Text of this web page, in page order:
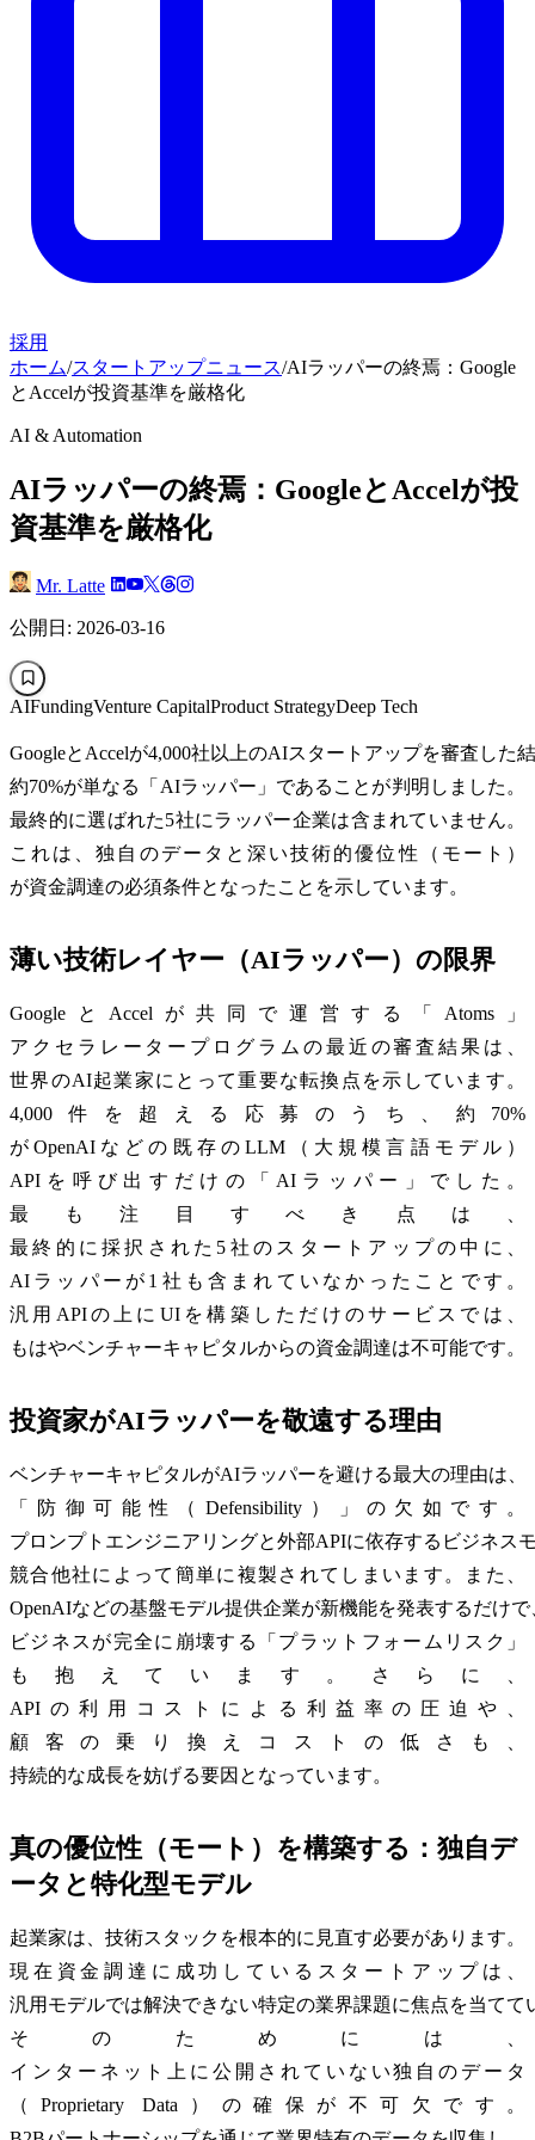
採用
ホーム/スタートアップニュース/AIラッパーの終焉：Google
とAccelが投資基準を厳格化
AI & Automation
AIラッパーの終焉：GoogleとAccelが投
資基準を厳格化
Mr. Latte
公開日: 2026-03-16
AIFundingVenture CapitalProduct StrategyDeep Tech
GoogleとAccelが4,000社以上のAIスタートアップを審査した
約70%が単なる「AIラッパー」であることが判明しました。
最終的に選ばれた5社にラッパー企業は含まれていません。
これは、独自のデータと深い技術的優位性（モート）
が資金調達の必須条件となったことを示しています。
薄い技術レイヤー（AIラッパー）の限界
GoogleとAccelが共同で運営する「Atoms」
アクセラレータープログラムの最近の審査結果は、
世界のAI起業家にとって重要な転換点を示しています。
4,000件を超える応募のうち、約70%
がOpenAIなどの既存のLLM（大規模言語モデル）
APIを呼び出すだけの「AIラッパー」でした。
最も注目すべき点は、
最終的に採択された5社のスタートアップの中に、
AIラッパーが1社も含まれていなかったことです。
汎用APIの上にUIを構築しただけのサービスでは、
もはやベンチャーキャピタルからの資金調達は不可能です。
投資家がAIラッパーを敬遠する理由
ベンチャーキャピタルがAIラッパーを避ける最大の理由は、
「防御可能性（Defensibility）」の欠如です。
プロンプトエンジニアリングと外部APIに依存するビジネス
競合他社によって簡単に複製されてしまいます。また、
OpenAIなどの基盤モデル提供企業が新機能を発表するだけで
ビジネスが完全に崩壊する「プラットフォームリスク」
も抱えています。さらに、
APIの利用コストによる利益率の圧迫や、
顧客の乗り換えコストの低さも、
持続的な成長を妨げる要因となっています。
真の優位性（モート）を構築する：独自デ
ータと特化型モデル
起業家は、技術スタックを根本的に見直す必要があります。
現在資金調達に成功しているスタートアップは、
汎用モデルでは解決できない特定の業界課題に焦点を当てて
そのためには、
インターネット上に公開されていない独自のデータ
（Proprietary Data）の確保が不可欠です。